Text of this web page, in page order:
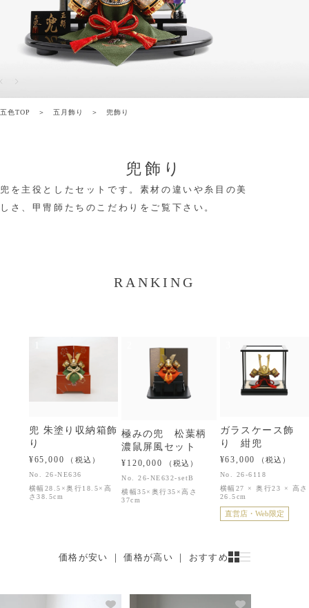
五色TOP 五月飾り 兜飾り
兜飾り
兜を主役としたセットです。素材の違いや糸目の美
しさ、甲冑師たちのこだわりをご覧下さい。
RANKING
兜 朱塗り収納箱飾
り
¥65,000 （税込）
No. 26-NE636
横幅28.5×奥行18.5×高
さ38.5cm
極みの兜 松葉柄
濃鼠屏風セット
¥120,000 （税込）
No.26-NE632-setB
横幅35×奥行35×高さ
37cm
ガラスケース飾
り 紺兜
¥63,000 （税込）
No. 26-6118
横幅27 × 奥行23 × 高さ
26.5cm
直営店・Web限定
価格が安い ｜ 価格が高い ｜ おすすめ